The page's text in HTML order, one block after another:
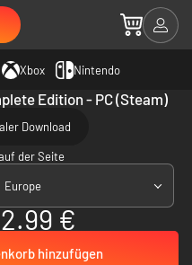
Xbox Nintendo
Edition - PC (Steam)
Download
der Seite
Europe
€
hinzufügen